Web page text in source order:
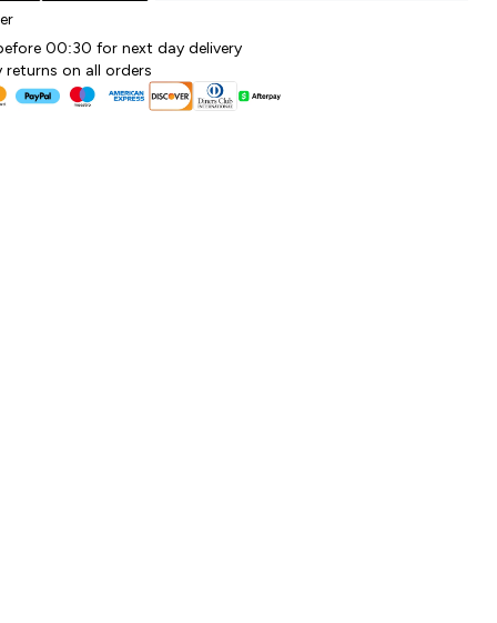
00:30 for next day delivery
returns on all orders